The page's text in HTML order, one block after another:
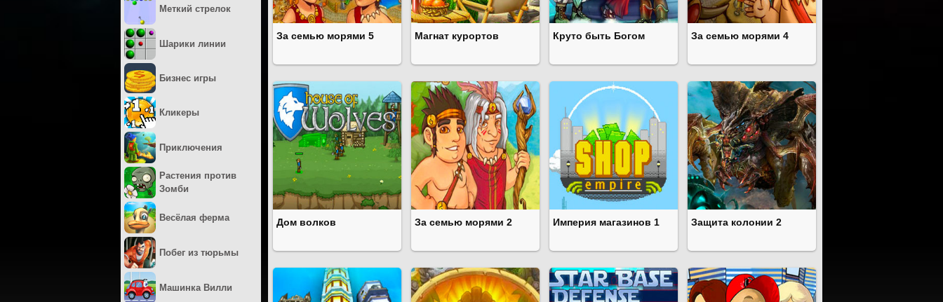
За семью морями 5 Магнат курортов Круто быть Богом За семью морями 4
Дом волков За семью морями 2 Империя магазинов 1 Защита колонии 2
Меткий стрелок
Шарики линии
Бизнес игры
Кликеры
Приключения
Растения против
Зомби
Весёлая ферма
Побег из тюрьмы
Машинка Вилли